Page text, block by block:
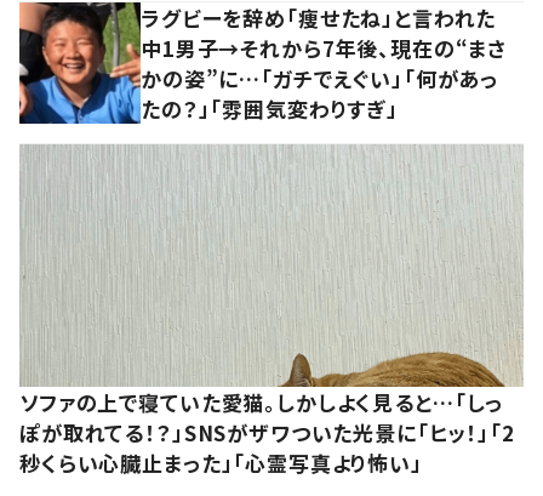
ラグビーを辞め「痩せたね」と言われた
中1男子→それから7年後、現在の“まさ
かの姿”に…「ガチでえぐい」「何があっ
たの？」「雰囲気変わりすぎ」
ソファの上で寝ていた愛猫。しかしよく見ると…「しっ
ぽが取れてる！？」SNSがザワついた光景に「ヒッ！」「2
秒くらい心臓止まった」「心霊写真より怖い」